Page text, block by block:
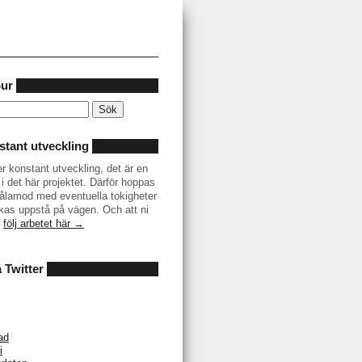
utveckling
konstant utveckling, det är en
det här projektet. Därför hoppas
med eventuella tokigheter
uppstå på vägen. Och att ni
följ arbetet här →
Twitter